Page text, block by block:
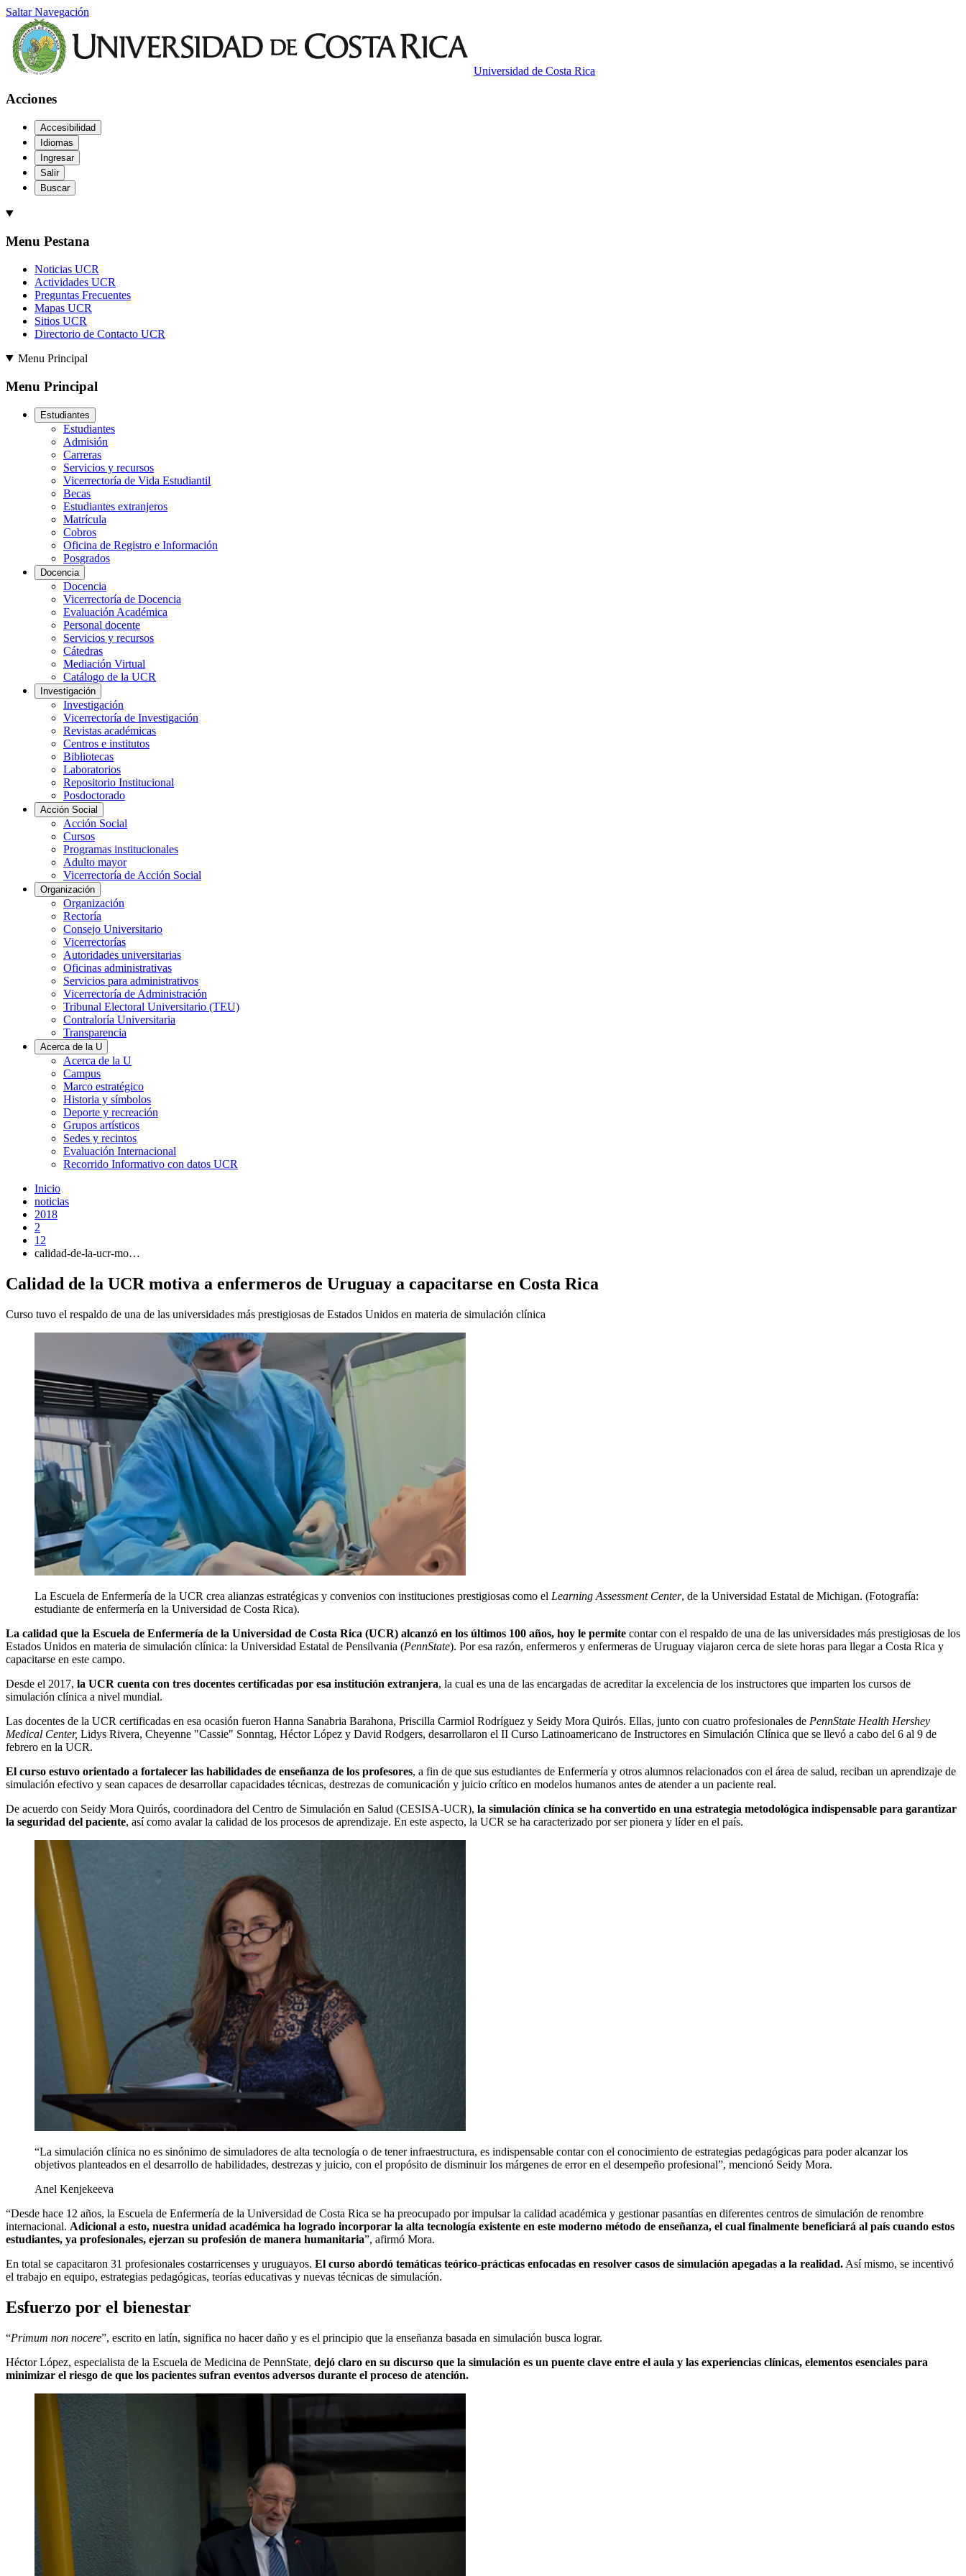
Saltar Navegación
Universidad de Costa Rica
Acciones
Accesibilidad
Idiomas
Ingresar
Salir
Buscar
Menu Pestana
Noticias UCR
Actividades UCR
Preguntas Frecuentes
Mapas UCR
Sitios UCR
Directorio de Contacto UCR
Menu Principal
Menu Principal
Estudiantes
Estudiantes
Admisión
Carreras
Servicios y recursos
Vicerrectoría de Vida Estudiantil
Becas
Estudiantes extranjeros
Matrícula
Cobros
Oficina de Registro e Información
Posgrados
Docencia
Docencia
Vicerrectoría de Docencia
Evaluación Académica
Personal docente
Servicios y recursos
Cátedras
Mediación Virtual
Catálogo de la UCR
Investigación
Investigación
Vicerrectoría de Investigación
Revistas académicas
Centros e institutos
Bibliotecas
Laboratorios
Repositorio Institucional
Posdoctorado
Acción Social
Acción Social
Cursos
Programas institucionales
Adulto mayor
Vicerrectoría de Acción Social
Organización
Organización
Rectoría
Consejo Universitario
Vicerrectorías
Autoridades universitarias
Oficinas administrativas
Servicios para administrativos
Vicerrectoría de Administración
Tribunal Electoral Universitario (TEU)
Contraloría Universitaria
Transparencia
Acerca de la U
Acerca de la U
Campus
Marco estratégico
Historia y símbolos
Deporte y recreación
Grupos artísticos
Sedes y recintos
Evaluación Internacional
Recorrido Informativo con datos UCR
Inicio
noticias
2018
2
12
calidad-de-la-ucr-mo…
Calidad de la UCR motiva a enfermeros de Uruguay a capacitarse en Costa Rica
Curso tuvo el respaldo de una de las universidades más prestigiosas de Estados Unidos en materia de simulación clínica
La Escuela de Enfermería de la UCR crea alianzas estratégicas y convenios con instituciones prestigiosas como el Learning Assessment Center, de la Universidad Estatal de Michigan. (Fotografía:
estudiante de enfermería en la Universidad de Costa Rica).
La calidad que la Escuela de Enfermería de la Universidad de Costa Rica (UCR) alcanzó en los últimos 100 años, hoy le permite contar con el respaldo de una de las universidades más prestigiosas de los
Estados Unidos en materia de simulación clínica: la Universidad Estatal de Pensilvania (PennState). Por esa razón, enfermeros y enfermeras de Uruguay viajaron cerca de siete horas para llegar a Costa Rica y
capacitarse en este campo.
Desde el 2017, la UCR cuenta con tres docentes certificadas por esa institución extranjera, la cual es una de las encargadas de acreditar la excelencia de los instructores que imparten los cursos de
simulación clínica a nivel mundial.
Las docentes de la UCR certificadas en esa ocasión fueron Hanna Sanabria Barahona, Priscilla Carmiol Rodríguez y Seidy Mora Quirós. Ellas, junto con cuatro profesionales de PennState Health Hershey
Medical Center, Lidys Rivera, Cheyenne "Cassie" Sonntag, Héctor López y David Rodgers, desarrollaron el II Curso Latinoamericano de Instructores en Simulación Clínica que se llevó a cabo del 6 al 9 de
febrero en la UCR.
El curso estuvo orientado a fortalecer las habilidades de enseñanza de los profesores, a fin de que sus estudiantes de Enfermería y otros alumnos relacionados con el área de salud, reciban un aprendizaje de
simulación efectivo y sean capaces de desarrollar capacidades técnicas, destrezas de comunicación y juicio crítico en modelos humanos antes de atender a un paciente real.
De acuerdo con Seidy Mora Quirós, coordinadora del Centro de Simulación en Salud (CESISA-UCR), la simulación clínica se ha convertido en una estrategia metodológica indispensable para garantizar
la seguridad del paciente, así como avalar la calidad de los procesos de aprendizaje. En este aspecto, la UCR se ha caracterizado por ser pionera y líder en el país.
“La simulación clínica no es sinónimo de simuladores de alta tecnología o de tener infraestructura, es indispensable contar con el conocimiento de estrategias pedagógicas para poder alcanzar los
objetivos planteados en el desarrollo de habilidades, destrezas y juicio, con el propósito de disminuir los márgenes de error en el desempeño profesional”, mencionó Seidy Mora.
Anel Kenjekeeva
“Desde hace 12 años, la Escuela de Enfermería de la Universidad de Costa Rica se ha preocupado por impulsar la calidad académica y gestionar pasantías en diferentes centros de simulación de renombre
internacional. Adicional a esto, nuestra unidad académica ha logrado incorporar la alta tecnología existente en este moderno método de enseñanza, el cual finalmente beneficiará al país cuando estos
estudiantes, ya profesionales, ejerzan su profesión de manera humanitaria”, afirmó Mora.
En total se capacitaron 31 profesionales costarricenses y uruguayos. El curso abordó temáticas teórico-prácticas enfocadas en resolver casos de simulación apegadas a la realidad. Así mismo, se incentivó
el trabajo en equipo, estrategias pedagógicas, teorías educativas y nuevas técnicas de simulación.
Esfuerzo por el bienestar
“Primum non nocere”, escrito en latín, significa no hacer daño y es el principio que la enseñanza basada en simulación busca lograr.
Héctor López, especialista de la Escuela de Medicina de PennState, dejó claro en su discurso que la simulación es un puente clave entre el aula y las experiencias clínicas, elementos esenciales para
minimizar el riesgo de que los pacientes sufran eventos adversos durante el proceso de atención.